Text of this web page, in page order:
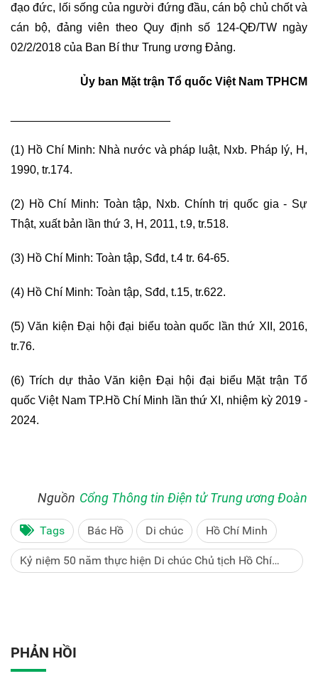
đạo đức, lối sống của người đứng đầu, cán bộ chủ chốt và
cán bộ, đảng viên theo Quy định số 124-QĐ/TW ngày
02/2/2018 của Ban Bí thư Trung ương Đảng.
Ủy ban Mặt trận Tổ quốc Việt Nam TPHCM
(1) Hồ Chí Minh: Nhà nước và pháp luật, Nxb. Pháp lý, H,
1990, tr.174.
(2) Hồ Chí Minh: Toàn tập, Nxb. Chính trị quốc gia - Sự
Thật, xuất bản lần thứ 3, H, 2011, t.9, tr.518.
(3) Hồ Chí Minh: Toàn tập, Sđd, t.4 tr. 64-65.
(4) Hồ Chí Minh: Toàn tập, Sđd, t.15, tr.622.
(5) Văn kiện Đại hội đại biểu toàn quốc lần thứ XII, 2016,
tr.76.
(6) Trích dự thảo Văn kiện Đại hội đại biểu Mặt trận Tổ
quốc Việt Nam TP.Hồ Chí Minh lần thứ XI, nhiệm kỳ 2019 -
2024.
Nguồn Cổng Thông tin Điện tử Trung ương Đoàn
Tags Bác Hồ Di chúc Hồ Chí Minh
Kỷ niệm 50 năm thực hiện Di chúc Chủ tịch Hồ Chí
Minh
PHẢN HỒI